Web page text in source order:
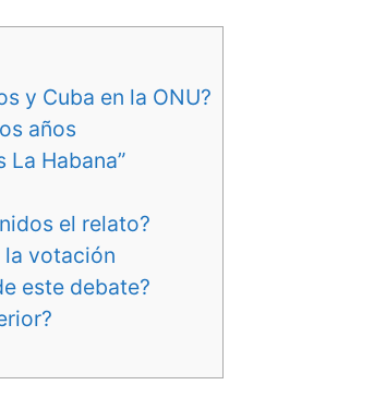
y Cuba en la ONU?
años
La Habana”
el relato?
la votación
este debate?